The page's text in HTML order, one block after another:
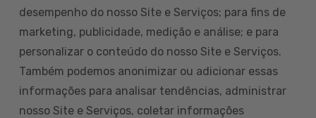
desempenho do nosso Site e Serviços; para fins de
marketing, publicidade, medição e análise; e para
personalizar o conteúdo do nosso Site e Serviços.
Também podemos anonimizar ou adicionar essas
informações para analisar tendências, administrar
nosso Site e Serviços, coletar informações